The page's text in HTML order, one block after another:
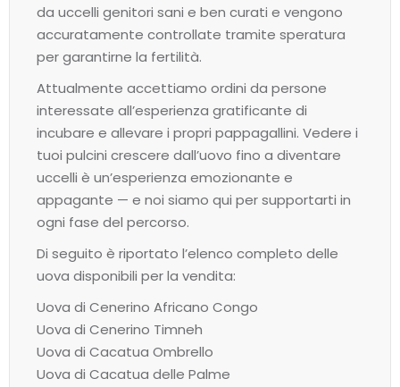
da uccelli genitori sani e ben curati e vengono
accuratamente controllate tramite speratura
per garantirne la fertilità.
Attualmente accettiamo ordini da persone
interessate all’esperienza gratificante di
incubare e allevare i propri pappagallini. Vedere i
tuoi pulcini crescere dall’uovo fino a diventare
uccelli è un’esperienza emozionante e
appagante — e noi siamo qui per supportarti in
ogni fase del percorso.
Di seguito è riportato l’elenco completo delle
uova disponibili per la vendita:
Uova di Cenerino Africano Congo
Uova di Cenerino Timneh
Uova di Cacatua Ombrello
Uova di Cacatua delle Palme